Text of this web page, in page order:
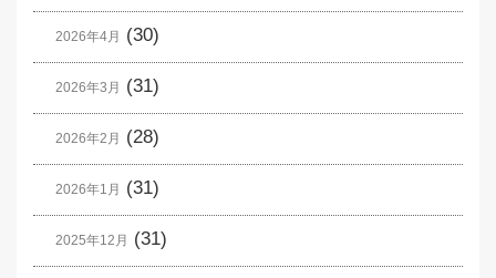
2026年4月 (30)
2026年3月 (31)
2026年2月 (28)
2026年1月 (31)
2025年12月 (31)